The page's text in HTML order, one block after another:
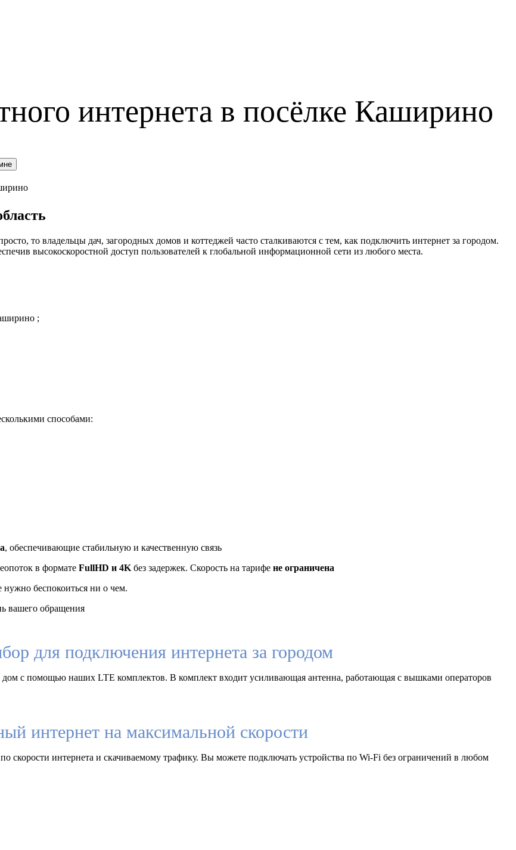
интернета в посёлке Каширино
то владельцы дач, загородных домов и коттеджей часто сталкиваются с тем, как подключить интернет за городом.
высокоскоростной доступ пользователей к глобальной информационной сети из любого места.
;
способами:
, обеспечивающие стабильную и качественную связь
в формате FullHD и 4K без задержек. Скорость на тарифе не ограничена
нужно беспокоиться ни о чем.
вашего обращения
для подключения интернета за городом
с помощью наших LTE комплектов. В комплект входит усиливающая антенна, работающая с вышками операторов
интернет на максимальной скорости
интернета и скачиваемому трафику. Вы можете подключать устройства по Wi-Fi без ограничений в любом